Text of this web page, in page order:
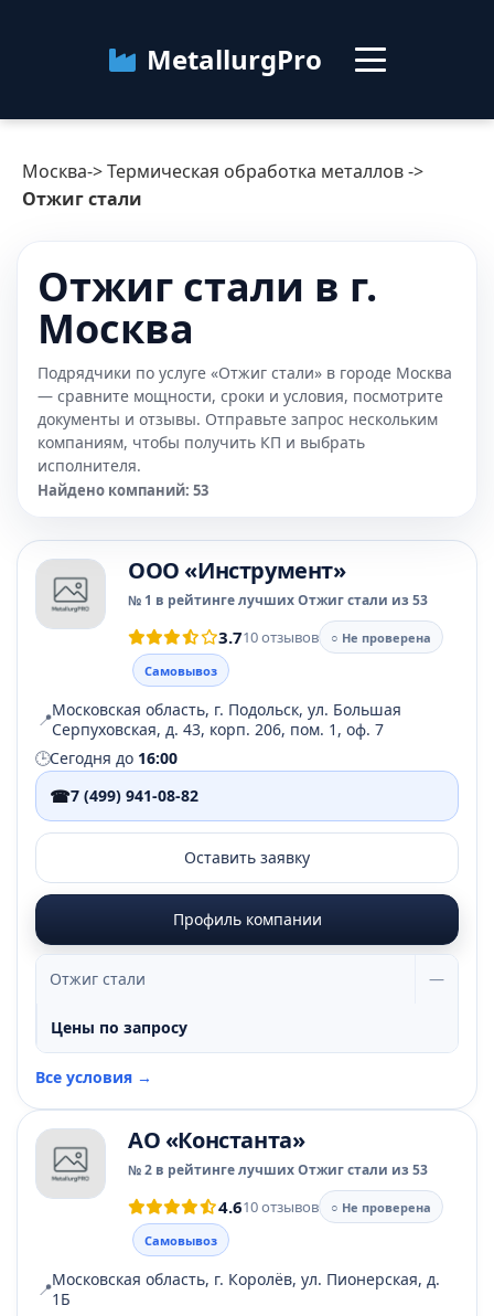
MetallurgPro
Москва
О сервисе
Москва->Термическая обработка металлов->
Отжиг стали
Отжиг стали в г.
Москва
Подрядчики по услуге «Отжиг стали» в городе Москва
— сравните мощности, сроки и условия, посмотрите
документы и отзывы. Отправьте запрос нескольким
компаниям, чтобы получить КП и выбрать
исполнителя.
Найдено компаний: 53
OOO «Инструмент»
№ 1 в рейтинге лучших Отжиг стали из 53
3.710 отзывов
○ Не проверена
Самовывоз
📍Московская область, г. Подольск, ул. Большая
Серпуховская, д. 43, корп. 206, пом. 1, оф. 7
🕒Сегодня до 16:00
☎7 (499) 941-08-82
Оставить заявку
Профиль компании
Отжиг стали —
Цены по запросу
Все условия →
АО «Константа»
№ 2 в рейтинге лучших Отжиг стали из 53
4.610 отзывов
○ Не проверена
Самовывоз
📍Московская область, г. Королёв, ул. Пионерская, д.
1Б